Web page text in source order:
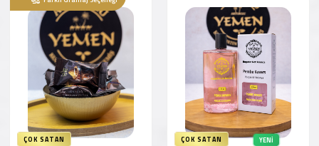
ÇOK SATAN ÇOK SATAN YENI